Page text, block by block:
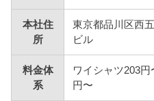
本社住
所
東京都品川区西
ビル
料金体
系
ワイシャツ203
円〜